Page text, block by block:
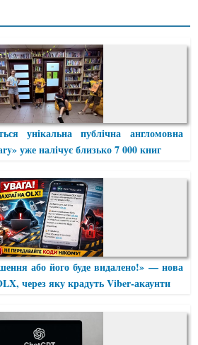
унікальна публічна англомовна
уже налічує близько 7 000 книг
або його буде видалено!» — нова
через яку крадуть Viber-акаунти